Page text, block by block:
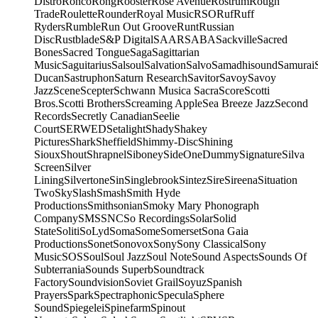
TradeRouletteRounderRoyal MusicRSORufRuff
RydersRumbleRun Out GrooveRuntRussian
DiscRustbladeS&P DigitalSAARSABASackvilleSacred
BonesSacred TongueSagaSagittarian
MusicSaguitariusSalsoulSalvationSalvoSamadhisoundSamurai
DucanSastruphonSaturn ResearchSavitorSavoySavoy
JazzSceneScepterSchwann Musica SacraScoreScotti
Bros.Scotti BrothersScreaming AppleSea Breeze JazzSecond
RecordsSecretly CanadianSeelie
CourtSERWEDSetalightShadyShakey
PicturesSharkSheffieldShimmy-DiscShining
SiouxShoutShrapnelSiboneySideOneDummySignatureSilva
ScreenSilver
LiningSilvertoneSinSinglebrookSintezSireSireenaSituation
TwoSkySlashSmashSmith Hyde
ProductionsSmithsonianSmoky Mary Phonograph
CompanySMSSNCSo RecordingsSolarSolid
StateSolitiSoLydSomaSomeSomersetSona Gaia
ProductionsSonetSonovoxSonySony ClassicalSony
MusicSOSSoulSoul JazzSoul NoteSound AspectsSounds Of
SubterraniaSounds SuperbSoundtrack
FactorySoundvisionSoviet GrailSoyuzSpanish
PrayersSparkSpectraphonicSpeculaSphere
SoundSpiegeleiSpinefarmSpinout